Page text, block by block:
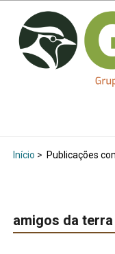
Início > Publicações
amigos da terra